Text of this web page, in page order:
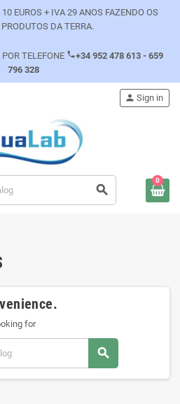
EUROS + IVA 29 ANOS FAZENDO OS
DA TERRA.
TELEFONE phone+34 952 478 613 - 659
796 328
search
person Sign in
0
for
search